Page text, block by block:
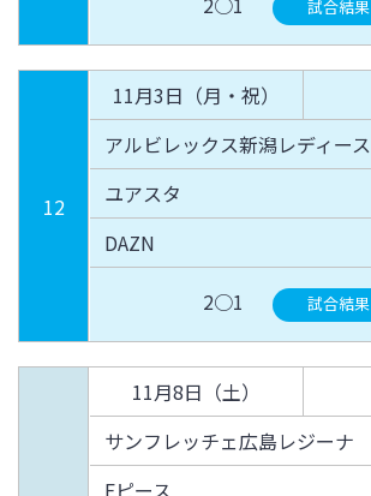
試合結果
12
11月3日（月・祝）
アルビレックス新潟レディース
ユアスタ
DAZN
2○1 試合結果
11月8日（土）
サンフレッチェ広島レジーナ
Eピース